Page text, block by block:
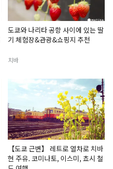
도쿄와 나리타 공항 사이에 있는 딸
기 체험장&관광&쇼핑지 추천
치바
【도쿄 근변】 레트로 열차로 치바
현 주유. 코미나토, 이스미, 쵸시 철